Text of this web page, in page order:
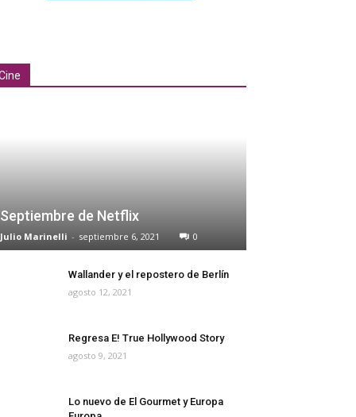
Septiembre de Netflix
Julio Marinelli - septiembre 6, 2021 0
Wallander y el repostero de Berlín
agosto 12, 2021
Regresa E! True Hollywood Story
agosto 9, 2021
Lo nuevo de El Gourmet y Europa